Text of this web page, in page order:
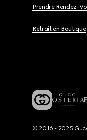
Prendre Rendez-
Retrait en Boutique
© 2016 - 2025